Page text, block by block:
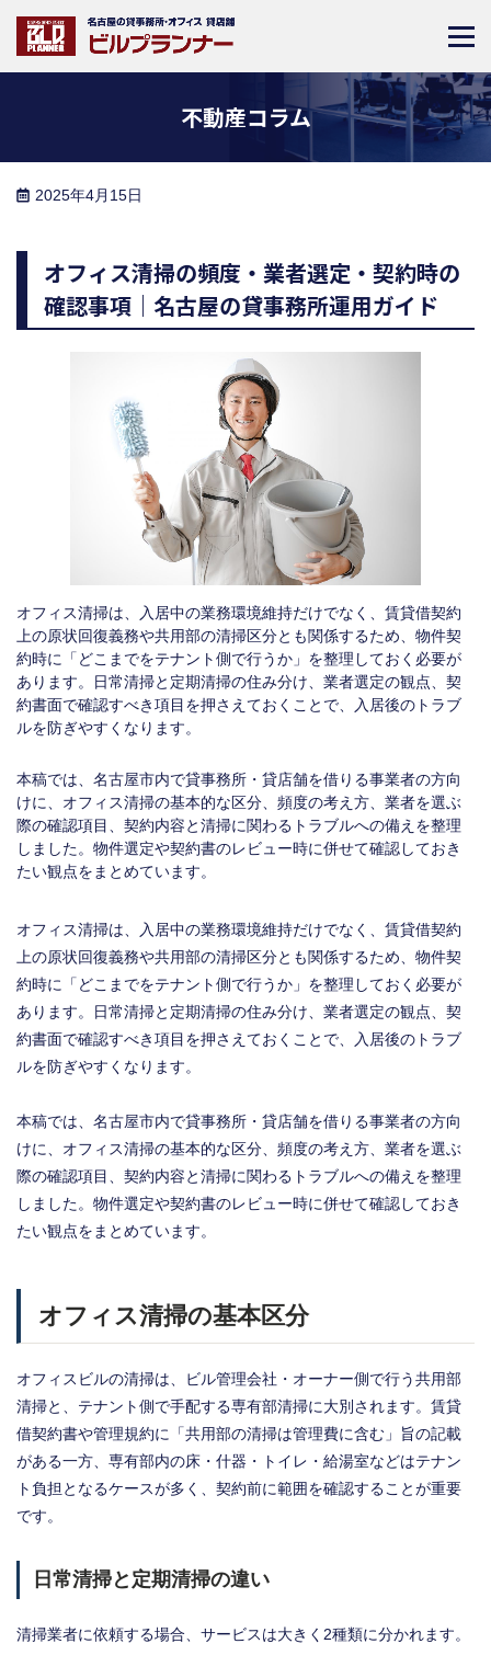
不動産コラム
2025年4月15日
オフィス清掃の頻度・業者選定・契約時の
確認事項｜名古屋の貸事務所運用ガイド
オフィス清掃は、入居中の業務環境維持だけでなく、賃貸借契約
上の原状回復義務や共用部の清掃区分とも関係するため、物件契
約時に「どこまでをテナント側で行うか」を整理しておく必要が
あります。日常清掃と定期清掃の住み分け、業者選定の観点、契
約書面で確認すべき項目を押さえておくことで、入居後のトラブ
ルを防ぎやすくなります。
本稿では、名古屋市内で貸事務所・貸店舗を借りる事業者の方向
けに、オフィス清掃の基本的な区分、頻度の考え方、業者を選ぶ
際の確認項目、契約内容と清掃に関わるトラブルへの備えを整理
しました。物件選定や契約書のレビュー時に併せて確認しておき
たい観点をまとめています。
オフィス清掃は、入居中の業務環境維持だけでなく、賃貸借契約
上の原状回復義務や共用部の清掃区分とも関係するため、物件契
約時に「どこまでをテナント側で行うか」を整理しておく必要が
あります。日常清掃と定期清掃の住み分け、業者選定の観点、契
約書面で確認すべき項目を押さえておくことで、入居後のトラブ
ルを防ぎやすくなります。
本稿では、名古屋市内で貸事務所・貸店舗を借りる事業者の方向
けに、オフィス清掃の基本的な区分、頻度の考え方、業者を選ぶ
際の確認項目、契約内容と清掃に関わるトラブルへの備えを整理
しました。物件選定や契約書のレビュー時に併せて確認しておき
たい観点をまとめています。
オフィス清掃の基本区分
オフィスビルの清掃は、ビル管理会社・オーナー側で行う共用部
清掃と、テナント側で手配する専有部清掃に大別されます。賃貸
借契約書や管理規約に「共用部の清掃は管理費に含む」旨の記載
がある一方、専有部内の床・什器・トイレ・給湯室などはテナン
ト負担となるケースが多く、契約前に範囲を確認することが重要
です。
日常清掃と定期清掃の違い
清掃業者に依頼する場合、サービスは大きく2種類に分かれます。